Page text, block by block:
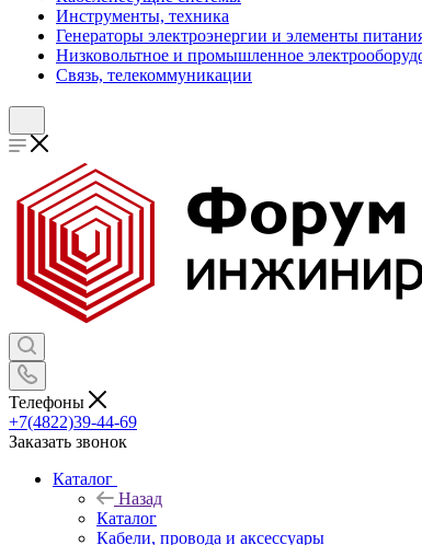
Инструменты, техника
Генераторы электроэнергии и элементы
Низковольтное и промышленное
Связь, телекоммуникации
Телефоны
+7(4822)39-44-69
Заказать звонок
Каталог
Назад
Каталог
Кабели, провода и аксессуары